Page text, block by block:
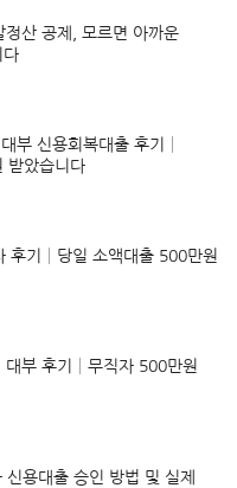
정산 공제, 모르면 아까운
다
부 신용회복대출 후기│
받았습니다
후기│당일 소액대출 500만원
대부 후기│무직자 500만원
용대출 승인 방법 및 실제